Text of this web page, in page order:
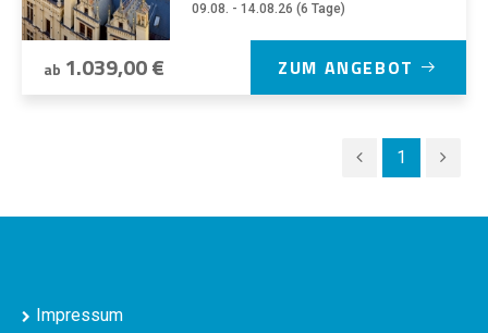
09.08. - 14.08.26 (6 Tage)
ab 1.039,00 € ZUM ANGEBOT
1
Impressum